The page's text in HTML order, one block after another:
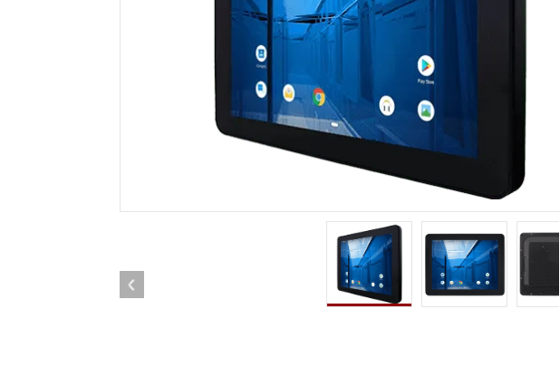
안드로이드 차량 탑재 컴퓨터
차량 탑재 컴퓨터용 태블릿
IoT 게이트웨이
견고한 로봇 컨트롤러
엣지 AI 모빌리티
석유 및 가스, ATEX 등급
ATEX 등급 러기드 태블릿
ATEX 등급 내구성형 핸드헬드
ATEX 등급 패널 PC